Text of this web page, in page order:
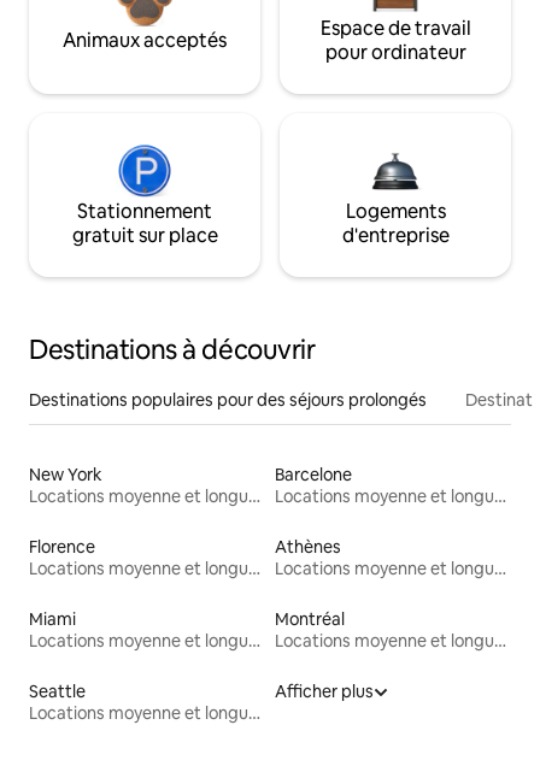
Animaux acceptés
Espace de travail
pour ordinateur
Stationnement
gratuit sur place
Logements
d'entreprise
Destinations à découvrir
Destinations populaires pour des séjours prolongés
New York
Locations moyenne et longue durée
Barcelone
Locations moyenne et longue durée
Florence
Locations moyenne et longue durée
Athènes
Locations moyenne et longue durée
Miami
Locations moyenne et longue durée
Montréal
Locations moyenne et longue durée
Seattle
Locations moyenne et longue durée
Afficher plus